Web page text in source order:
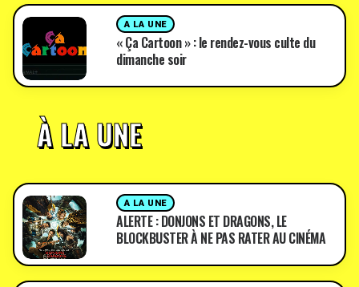
A LA UNE
« Ça Cartoon » : le rendez-vous culte du
dimanche soir
À LA UNE
A LA UNE
ALERTE : DONJONS ET DRAGONS, LE
BLOCKBUSTER À NE PAS RATER AU CINÉMA